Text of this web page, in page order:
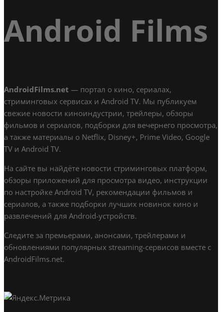
Android Films
AndroidFilms.net — портал о кино, сериалах,
стриминговых сервисах и Android TV. Мы публикуем
свежие новости киноиндустрии, трейлеры, обзоры
фильмов и сериалов, подборки для вечернего просмотра,
а также материалы о Netflix, Disney+, Prime Video, Google
TV и Android TV.
На сайте вы найдёте новости стриминговых платформ,
обзоры приложений для просмотра видео, инструкции
по настройке Android TV, рекомендации фильмов и
сериалов, а также подборки лучших новинок кино и
развлечений для Android-устройств.
Следите за премьерами, анонсами, трейлерами и
обновлениями популярных streaming-сервисов вместе с
AndroidFilms.net.